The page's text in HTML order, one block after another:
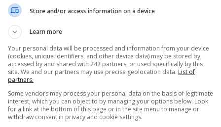
ce trebuie
să ştiţi”, ghid
lucrătorii
țară
din Austria a pus la
lucrătorilor din această țară
broşura „Ceea ce
Stoica- marți, 27 octombrie 2020
domiciliu a
suspecți de
(COVID-19)
Organizația Mondială a Sănătății
întocmit un ghid rapid de
domiciliu a pacienților suspecți
infecție cu noul…
Scris de Daniela Stoica
Store and/or access information on a device
Learn more
Your personal data will be processed and information from your device
(cookies, unique identifiers, and other device data) may be stored by,
accessed by and shared with 242 partners, or used specifically by this
site. We and our partners may use precise geolocation data. List of
partners.
Some vendors may process your personal data on the basis of legitimate
interest, which you can object to by managing your options below. Look
for a link at the bottom of this page or in the site menu to manage or
withdraw consent in privacy and cookie settings.